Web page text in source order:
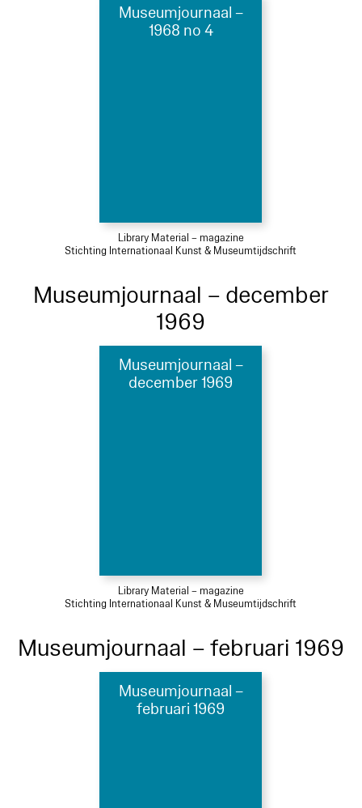
Museumjournaal –
1968 no 4
Library Material – magazine
Stichting Internationaal Kunst & Museumtijdschrift
Museumjournaal – december
1969
Museumjournaal –
december 1969
Library Material – magazine
Stichting Internationaal Kunst & Museumtijdschrift
Museumjournaal – februari 1969
Museumjournaal –
februari 1969